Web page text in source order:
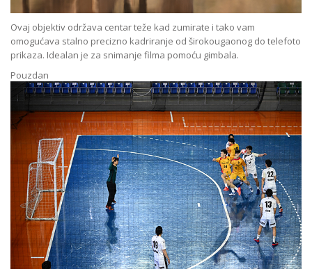
Ovaj objektiv održava centar teže kad zumirate i tako vam
omogućava stalno precizno kadriranje od širokougaonog do telefoto
prikaza. Idealan je za snimanje filma pomoću gimbala.
Pouzdan